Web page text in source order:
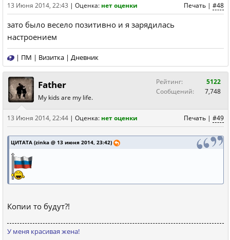
Печать | #48
13 Июня 2014, 22:43 | Оценка: нет оценки
зато было весело позитивно и я зарядилась
настроением
| ПМ | Визитка | Дневник
Father
My kids are my life.
Рейтинг:
5122
Сообщений:
7,748
Печать | #49
13 Июня 2014, 22:44 | Оценка: нет оценки
ЦИТАТА (zinka @ 13 июня 2014, 23:42)
Копии то будут?!
У меня красивая жена!